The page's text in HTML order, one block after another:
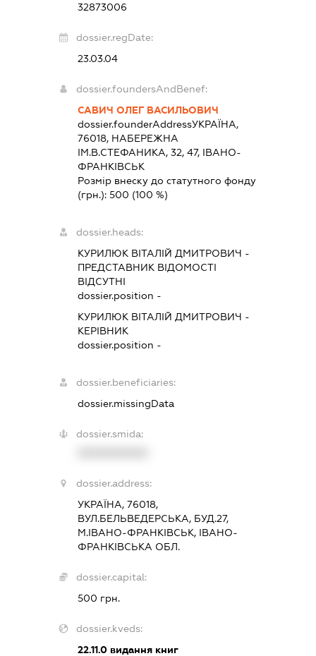
32873006
dossier.regDate:
23.03.04
dossier.foundersAndBenef:
САВИЧ ОЛЕГ ВАСИЛЬОВИЧ
dossier.founderAddressУКРАЇНА,
76018, НАБЕРЕЖНА
ІМ.В.СТЕФАНИКА, 32, 47, ІВАНО-
ФРАНКІВСЬК
Розмір внеску до статутного фонду
(грн.): 500 (100 %)
dossier.heads:
КУРИЛЮК ВІТАЛІЙ ДМИТРОВИЧ -
ПРЕДСТАВНИК ВІДОМОСТІ
ВІДСУТНІ
dossier.position -
КУРИЛЮК ВІТАЛІЙ ДМИТРОВИЧ -
КЕРІВНИК
dossier.position -
dossier.beneficiaries:
dossier.missingData
dossier.smida:
dossier.address:
УКРАЇНА, 76018,
ВУЛ.БЕЛЬВЕДЕРСЬКА, БУД.27,
М.ІВАНО-ФРАНКІВСЬК, ІВАНО-
ФРАНКІВСЬКА ОБЛ.
dossier.capital:
500 грн.
dossier.kveds:
22.11.0видання книг